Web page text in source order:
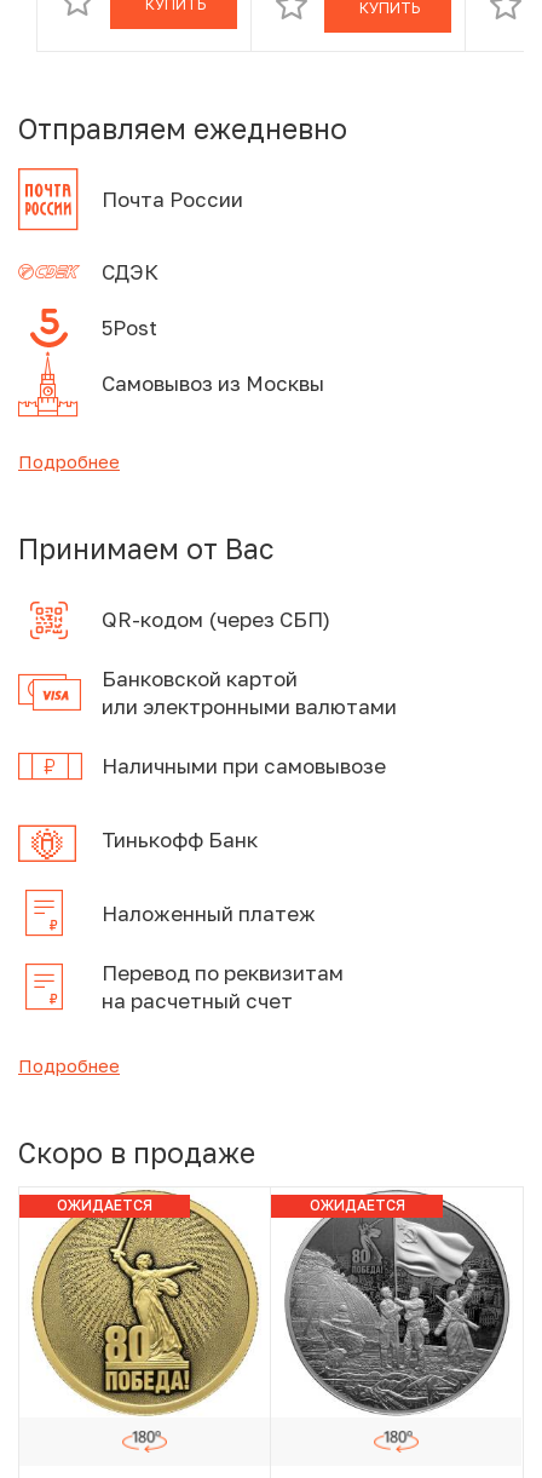
КУПИТЬ КУПИТЬ
Отправляем ежедневно
Почта России
СДЭК
5Post
Самовывоз из Москвы
Подробнее
Принимаем от Вас
QR-кодом (через СБП)
Банковской картой
или электронными валютами
Наличными при самовывозе
Тинькофф Банк
Наложенный платеж
Перевод по реквизитам
на расчетный счет
Подробнее
Скоро в продаже
ОЖИДАЕТСЯ
ПОСТУПЛЕНИЕ
ОЖИДАЕТСЯ
ПОСТУПЛЕНИЕ